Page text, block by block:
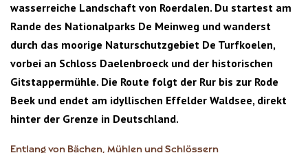
wasserreiche Landschaft von Roerdalen. Du startest am
Rande des Nationalparks De Meinweg und wanderst
durch das moorige Naturschutzgebiet De Turfkoelen,
vorbei an Schloss Daelenbroeck und der historischen
Gitstappermühle. Die Route folgt der Rur bis zur Rode
Beek und endet am idyllischen Effelder Waldsee, direkt
hinter der Grenze in Deutschland.
Entlang von Bächen, Mühlen und Schlössern